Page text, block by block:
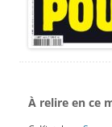
À relire en ce